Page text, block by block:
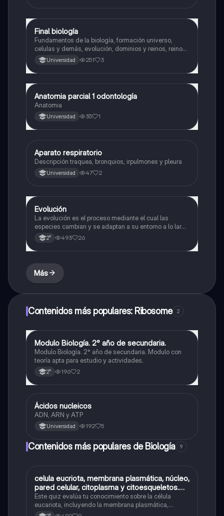
Biología
Final biología
Fundamentos de la biología, formación universo,
celulas y demás, evolución, dominios y reinos, reino
planta y animalia
Universidad 251 3
Biología
Anatomia parcial 1 odontología
Anatomia
Universidad 35 1
Biología
Aparato respiratorio
Descripción traquea, bronquios, irpulmones y pleura
Universidad 47 2
Biología
Evolución
La evolución es el proceso mediante el cual las
especies cambian y se adaptan a su entorno a lo largo
del tiempo.
2° 493 26
Más
Contenidos más populares: Ribosome 2
Biología
Modulo Biología. 2° año de secundaria.
Modulo Biología. 2° año de secundaria. Modulo con
teoría apta para estudio y actividades.
2° 196 2
Biología
Ácidos nucleicos
ADN, ARN y ATP
Universidad 192 5
Contenidos más populares de Biología 9
CBiología
celula eucriota, membrana plasmática, núcleo,
pared celular, citoplasma y citoesqueletos.
nombre se las partes de la celula eucariota
Este quiz evalúa tu conocimiento sobre la célula
eucariota, incluyendo la membrana plasmática,
núcleo, pared celular, citoplasma y citoesqueleto.